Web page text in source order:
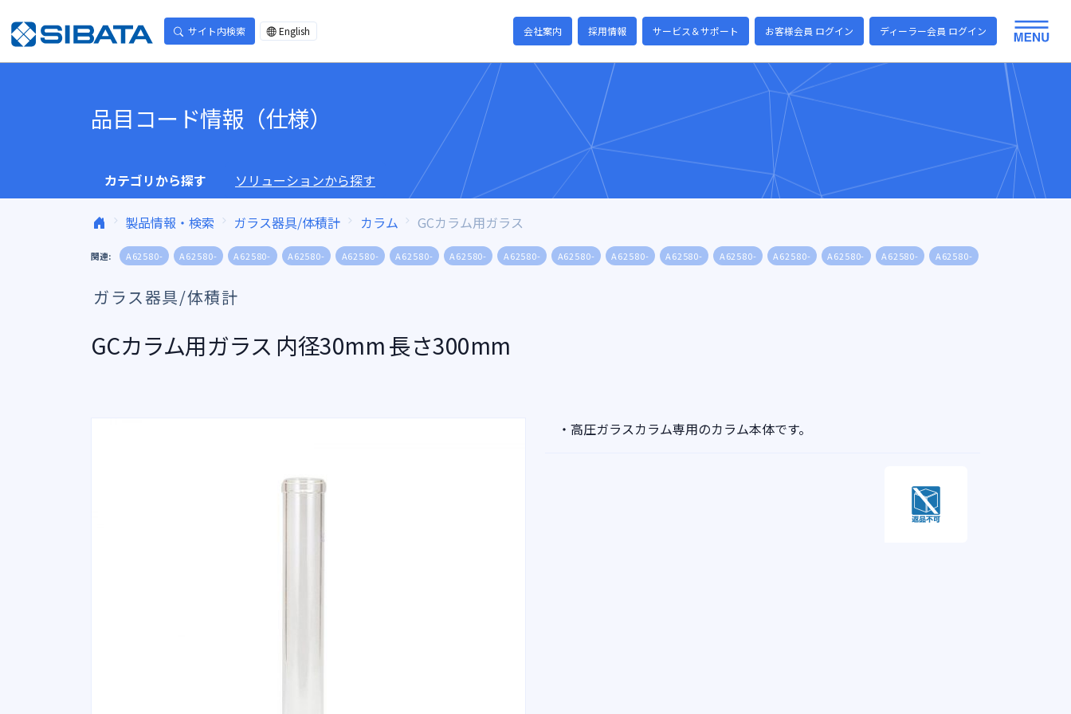
サイト内検索 English 会社案内 採用情報 サービス＆サポート お客様会員 ログイン ディーラー会員 ログイン
品目コード情報（仕様）
カテゴリから探す ソリューションから探す
製品情報・検索 ガラス器具/体積計 カラム GCカラム用ガラス
関連: A62580- A62580- A62580- A62580- A62580- A62580- A62580- A62580- A62580- A62580- A62580- A62580- A62580- A62580- A62580- A62580-
ガラス器具/体積計
GCカラム用ガラス 内径30mm 長さ300mm
・高圧ガラスカラム専用のカラム本体です。